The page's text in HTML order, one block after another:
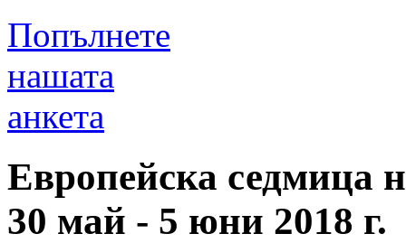
Попълнете
нашата
анкета
Европейска седмица
30 май - 5 юни 2018 г.